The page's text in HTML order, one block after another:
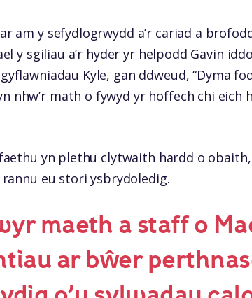
am y sefydlogrwydd a’r cariad a
y sgiliau a’r hyder yr helpodd Gavin
Kyle, gan ddweud, “Dyma
nhw’r math o fywyd yr hoffech chi eich
yn plethu clytwaith hardd o
rannu eu stori ysbrydoledig.
maeth a staff o
ar bŵer